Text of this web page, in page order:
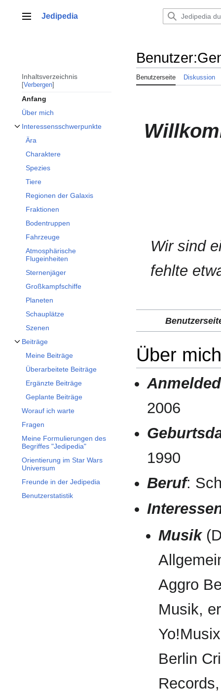
springenHauptmenü
Jedipedia
Inhaltsverzeichnis
Verbergen
Anfang
Über mich
Interessensschwerpunkte
Unterabschnitt Interessensschwerpunkte umschalten
Ära
Charaktere
Spezies
Tiere
Regionen der Galaxis
Fraktionen
Bodentruppen
Fahrzeuge
Atmosphärische
Flugeinheiten
Sternenjäger
Großkampfschiffe
Planeten
Schauplätze
Szenen
Beiträge
Unterabschnitt Beiträge umschalten
Meine Beiträge
Überarbeitete Beiträge
Ergänzte Beiträge
Geplante Beiträge
Worauf ich warte
Fragen
Meine Formulierungen des
Begriffes "Jedipedia"
Orientierung im Star Wars
Universum
Freunde in der Jedipedia
Benutzerstatistik
Benutzer:
Benutzerseite Diskussion
Wir sind
fehlte
Über mich
2006
1990
Beruf:
Musik
Aggro
Musik,
Berlin